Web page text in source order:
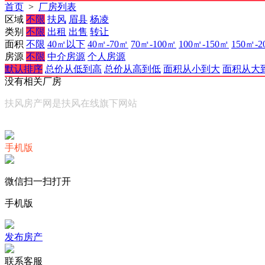
首页 > 厂房列表
区域 不限 扶风 眉县 杨凌
类别 不限 出租 出售 转让
面积 不限 40㎡以下 40㎡-70㎡ 70㎡-100㎡ 100㎡-150㎡ 150㎡-
房源 不限 中介房源 个人房源
默认排序 总价从低到高 总价从高到低 面积从小到大 面积从大
没有相关厂房
扶风房产网是扶风在线旗下网站
手机版
微信扫一扫打开
手机版
发布房产
联系客服